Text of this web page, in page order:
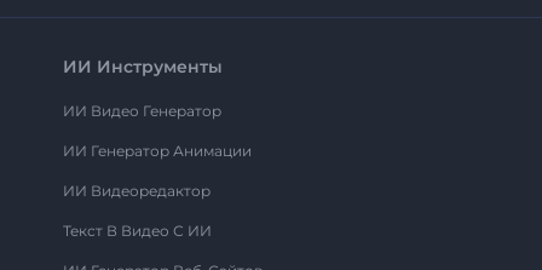
ИИ Инструменты
ИИ Видео Генератор
ИИ Генератор Анимации
ИИ Видеоредактор
Текст В Видео С ИИ